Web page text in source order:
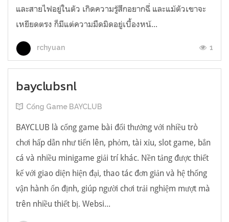
และสายไฟอยู่ในตัว เกิดความรู้สึกอยากฉี่ และแม้ตัวเขาจะ
เหยียดตรง ก็มีแต่ความมืดมิดอยู่เบื้องหน้...
rchyuan 1
bayclubsnl
Cổng Game BAYCLUB
BAYCLUB là cổng game bài đổi thưởng với nhiều trò
chơi hấp dẫn như tiến lên, phỏm, tài xỉu, slot game, bắn
cá và nhiều minigame giải trí khác. Nền tảng được thiết
kế với giao diện hiện đại, thao tác đơn giản và hệ thống
vận hành ổn định, giúp người chơi trải nghiệm mượt mà
trên nhiều thiết bị. Websi...